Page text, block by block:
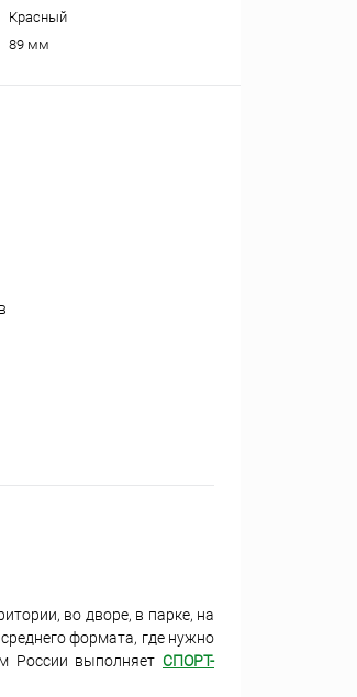
Красный
89 мм
во дворе, в парке, на
формата, где нужно
России выполняет СПОРТ-